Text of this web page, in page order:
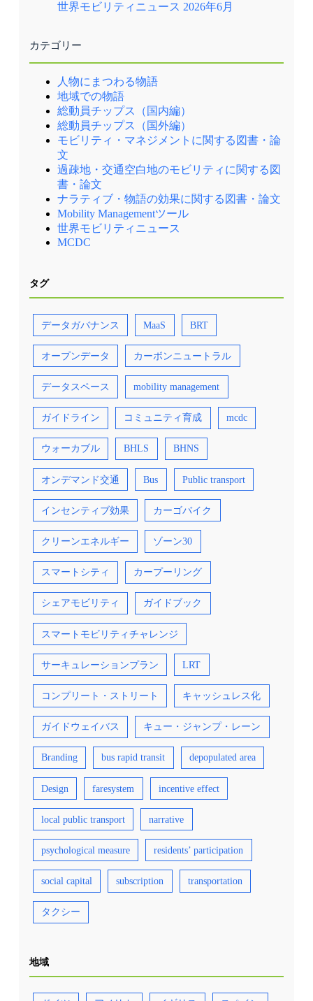
世界モビリティニュース 2026年6月
カテゴリー
人物にまつわる物語
地域での物語
総動員チップス（国内編）
総動員チップス（国外編）
モビリティ・マネジメントに関する図書・論
文
過疎地・交通空白地のモビリティに関する図
書・論文
ナラティブ・物語の効果に関する図書・論文
Mobility Managementツール
世界モビリティニュース
MCDC
タグ
データガバナンス MaaS BRT
オープンデータ カーボンニュートラル
データスペース mobility management
ガイドライン コミュニティ育成 mcdc
ウォーカブル BHLS BHNS
オンデマンド交通 Bus Public transport
インセンティブ効果 カーゴバイク
クリーンエネルギー ゾーン30
スマートシティ カープーリング
シェアモビリティ ガイドブック
スマートモビリティチャレンジ
サーキュレーションプラン LRT
コンプリート・ストリート キャッシュレス化
ガイドウェイバス キュー・ジャンプ・レーン
Branding bus rapid transit depopulated area
Design faresystem incentive effect
local public transport narrative
psychological measure residents’ participation
social capital subscription transportation
タクシー
地域